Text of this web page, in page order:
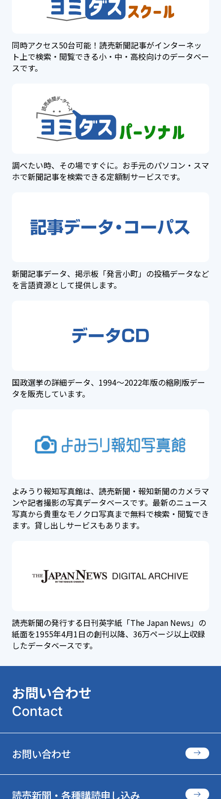
同時アクセス50台可能！読売新聞記事がインターネッ
ト上で検索・閲覧できる小・中・高校向けのデータベー
スです。
調べたい時、その場ですぐに。お手元のパソコン・スマ
ホで新聞記事を検索できる定額制サービスです。
新聞記事データ、掲示板「発言小町」の投稿データなど
を言語資源として提供します。
国政選挙の詳細データ、1994～2022年版の縮刷版デー
タを販売しています。
よみうり報知写真館は、読売新聞・報知新聞のカメラマ
ンや記者撮影の写真データベースです。最新のニュース
写真から貴重なモノクロ写真まで無料で検索・閲覧でき
ます。貸し出しサービスもあります。
読売新聞の発行する日刊英字紙「The Japan News」の
紙面を1955年4月1日の創刊以降、36万ページ以上収録
したデータベースです。
お問い合わせ
Contact
お問い合わせ
読売新聞・各種購読申し込み